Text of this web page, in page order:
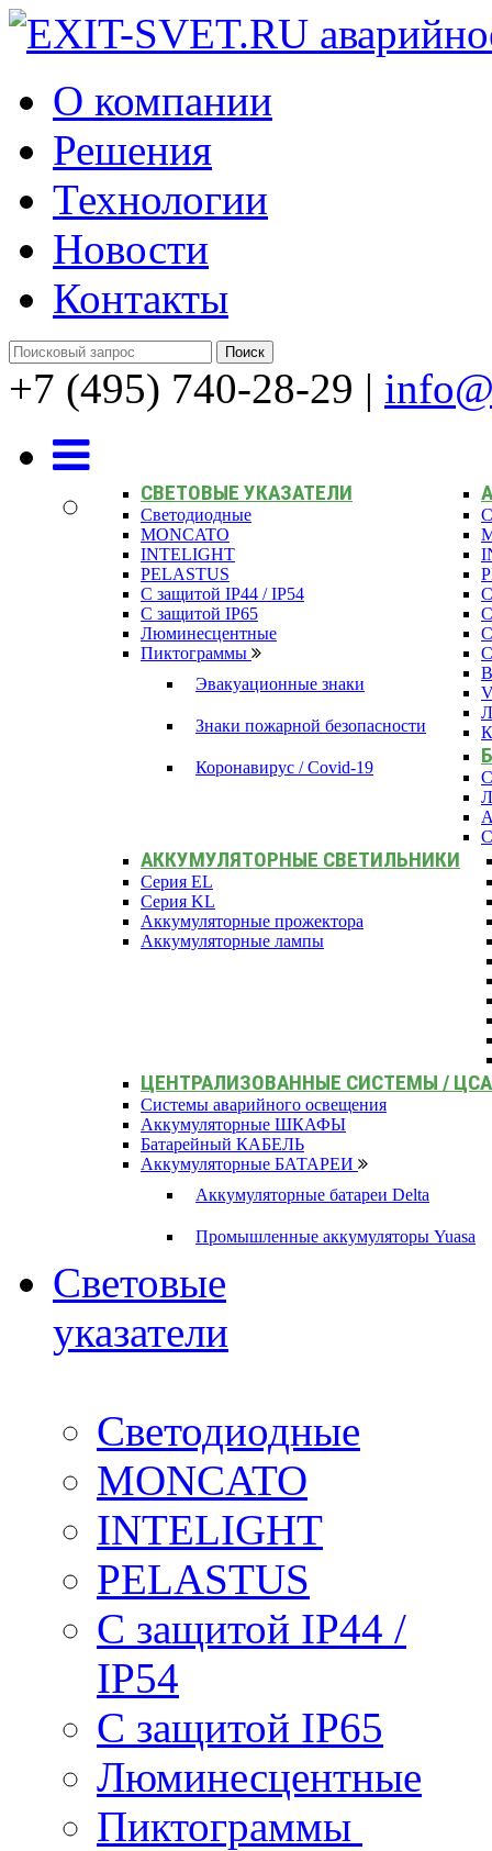
О компании
Решения
Технологии
Новости
Контакты
+7 (495) 740-28-29 |
СВЕТОВЫЕ УКАЗАТЕЛИ
Светодиодные
MONCATO
INTELIGHT
PELASTUS
С защитой IP44 / IP54
С защитой IP65
Люминесцентные
Пиктограммы
Эвакуационные знаки
Знаки пожарной безопасности
Коронавирус / Covid-19
АККУМУЛЯТОРНЫЕ СВЕТИЛЬНИКИ
Серия EL
Серия KL
Аккумуляторные прожектора
Аккумуляторные лампы
ЦЕНТРАЛИЗОВАННЫЕ СИСТЕМЫ /
Системы аварийного освещения
Аккумуляторные ШКАФЫ
Батарейный КАБЕЛЬ
Аккумуляторные БАТАРЕИ
Аккумуляторные батареи Delta
Промышленные аккумуляторы Yuasa
Световые
указатели
Светодиодные
MONCATO
INTELIGHT
PELASTUS
С защитой IP44 /
IP54
С защитой IP65
Люминесцентные
Пиктограммы